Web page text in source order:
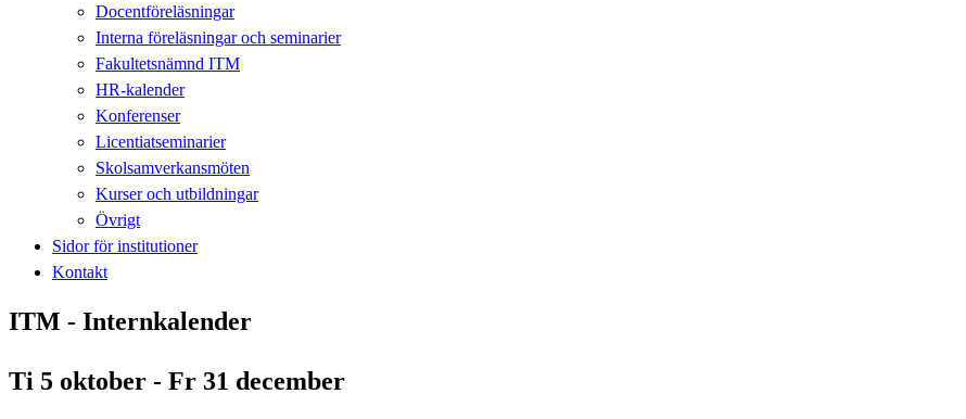
Docentföreläsningar
Interna föreläsningar och seminarier
Fakultetsnämnd ITM
HR-kalender
Konferenser
Licentiatseminarier
Skolsamverkansmöten
Kurser och utbildningar
Övrigt
Sidor för institutioner
Kontakt
ITM - Internkalender
Ti 5 oktober - Fr 31 december